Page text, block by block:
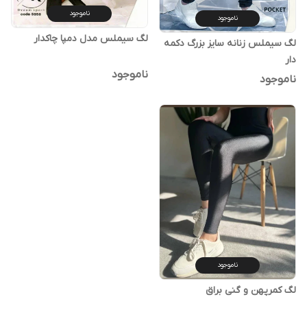
ناموجود
لگ سیملس زنانه سایز بزرگ دکمه
دار
ناموجود
ناموجود
لگ سیملس مدل دمپا چاکدار
ناموجود
ناموجود
لگ کمرپهن و گنی براق